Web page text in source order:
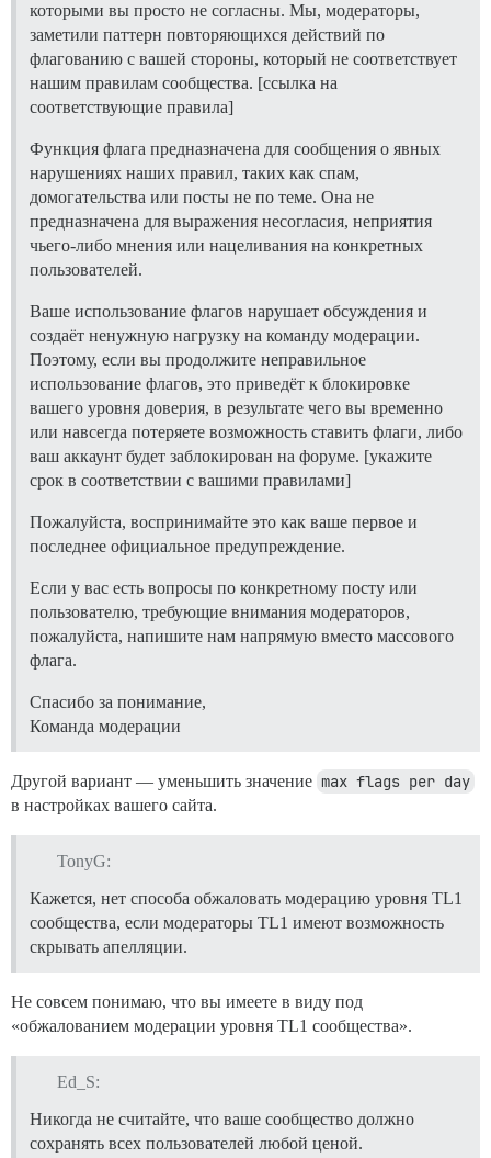
которыми вы просто не согласны. Мы, модераторы,
заметили паттерн повторяющихся действий по
флагованию с вашей стороны, который не соответствует
нашим правилам сообщества. [ссылка на
соответствующие правила]
Функция флага предназначена для сообщения о явных
нарушениях наших правил, таких как спам,
домогательства или посты не по теме. Она не
предназначена для выражения несогласия, неприятия
чьего-либо мнения или нацеливания на конкретных
пользователей.
Ваше использование флагов нарушает обсуждения и
создаёт ненужную нагрузку на команду модерации.
Поэтому, если вы продолжите неправильное
использование флагов, это приведёт к блокировке
вашего уровня доверия, в результате чего вы временно
или навсегда потеряете возможность ставить флаги, либо
ваш аккаунт будет заблокирован на форуме. [укажите
срок в соответствии с вашими правилами]
Пожалуйста, воспринимайте это как ваше первое и
последнее официальное предупреждение.
Если у вас есть вопросы по конкретному посту или
пользователю, требующие внимания модераторов,
пожалуйста, напишите нам напрямую вместо массового
флага.
Спасибо за понимание,
Команда модерации
Другой вариант — уменьшить значение max flags per day
в настройках вашего сайта.
TonyG:
Кажется, нет способа обжаловать модерацию уровня TL1
сообщества, если модераторы TL1 имеют возможность
скрывать апелляции.
Не совсем понимаю, что вы имеете в виду под
«обжалованием модерации уровня TL1 сообщества».
Ed_S:
Никогда не считайте, что ваше сообщество должно
сохранять всех пользователей любой ценой.